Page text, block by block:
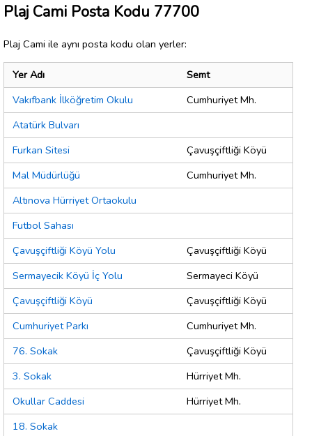
Plaj Cami Posta Kodu 77700
Plaj Cami ile aynı posta kodu olan yerler:
Yer Adı
Semt
Vakıfbank İlköğretim Okulu
Cumhuriyet Mh.
Atatürk Bulvarı
Furkan Sitesi
Çavuşçiftliği Köyü
Mal Müdürlüğü
Cumhuriyet Mh.
Altınova Hürriyet Ortaokulu
Futbol Sahası
Çavuşçiftliği Köyü Yolu
Çavuşçiftliği Köyü
Sermayecik Köyü İç Yolu
Sermayeci Köyü
Çavuşçiftliği Köyü
Çavuşçiftliği Köyü
Cumhuriyet Parkı
Cumhuriyet Mh.
76. Sokak
Çavuşçiftliği Köyü
3. Sokak
Hürriyet Mh.
Okullar Caddesi
Hürriyet Mh.
18. Sokak